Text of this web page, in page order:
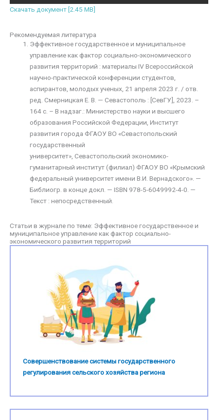
Скачать документ [2.45 MB]
Рекомендуемая литература
Эффективное государственное и муниципальное
управление как фактор социально-экономического
развития территорий : материалы IV Всероссийской
научно-практической конференции студентов,
аспирантов, молодых ученых, 21 апреля 2023 г. / отв.
ред. Смерницкая Е. В. — Севастополь : [СевГУ], 2023. –
164 с. – В надзаг.: Министерство науки и высшего
образования Российской Федерации, Институт
развития города ФГАОУ ВО «Севастопольский
государственный
университет», Севастопольский экономико-
гуманитарный институт (филиал) ФГАОУ ВО «Крымский
федеральный университет имени В.И. Вернадского». —
Библиогр. в конце докл. — ISBN 978-5-6049992-4-0. —
Текст : непосредственный.
Статьи в журнале по теме: Эффективное государственное и
муниципальное управление как фактор социально-
экономического развития территорий
Совершенствование системы государственного
регулирования сельского хозяйства региона